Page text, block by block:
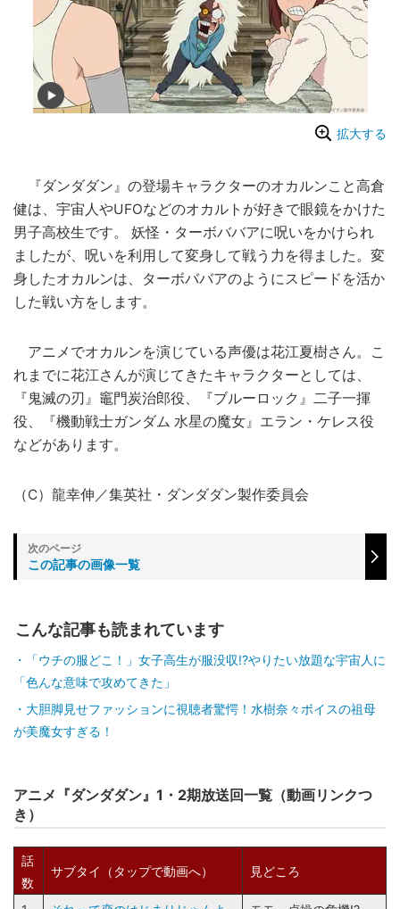
拡大する
『ダンダダン』の登場キャラクターのオカルンこと高倉
健は、宇宙人やUFOなどのオカルトが好きで眼鏡をかけた
男子高校生です。 妖怪・ターボババアに呪いをかけられ
ましたが、呪いを利用して変身して戦う力を得ました。変
身したオカルンは、ターボババアのようにスピードを活か
した戦い方をします。
アニメでオカルンを演じている声優は花江夏樹さん。こ
れまでに花江さんが演じてきたキャラクターとしては、
『鬼滅の刃』竈門炭治郎役、『ブルーロック』二子一揮
役、『機動戦士ガンダム 水星の魔女』エラン・ケレス役
などがあります。
（C）龍幸伸／集英社・ダンダダン製作委員会
この記事の画像一覧
こんな記事も読まれています
「ウチの服どこ！」女子高生が服没収!?やりたい放題な宇宙人に
「色んな意味で攻めてきた」
大胆脚見せファッションに視聴者驚愕！水樹奈々ボイスの祖母
が美魔女すぎる！
アニメ『ダンダダン』1・2期放送回一覧（動画リンクつ
き）
話
数
サブタイ（タップで動画へ） 見どころ